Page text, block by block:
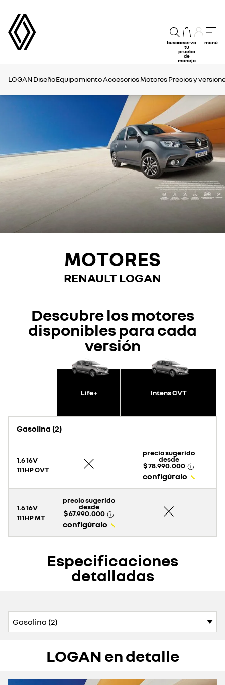
buscarreserva
tu
prueba
de
manejo
menú
LOGANDiseñoEquipamientoAccesoriosMotores Precios y
MOTORES
RENAULT LOGAN
Descubre los motores
disponibles para cada
versión
Life+ Intens CVT
Gasolina (2)
1.6 16V
111HP CVT
precio sugerido
desde
$ 78.990.000
configúralo
1.6 16V
111HP MT
precio sugerido
desde
$ 67.990.000
configúralo
Especificaciones
detalladas
LOGAN en detalle